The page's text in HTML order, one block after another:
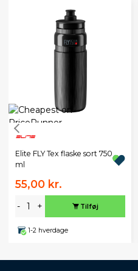
Elite FLY Tex flaske sort 750
ml
55,00 kr.
- + Tilføj
1-2 hverdage